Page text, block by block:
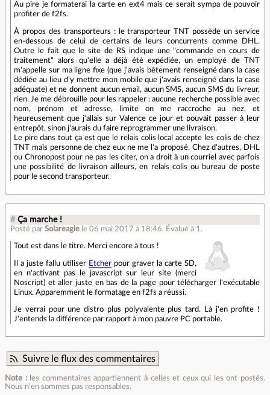
Au pire je formaterai la carte en ext4 mais ce serait sympa de pouvoir
profiter de f2fs.
À propos des transporteurs : le transporteur TNT possède un service
en-dessous de celui de certains de leurs concurrents comme DHL.
Outre le fait que le site de RS indique une "commande en cours de
traitement" alors qu'elle a déjà été expédiée, un employé de TNT
m'appelle sur ma ligne fixe (que j'avais bêtement renseigné dans la case
dédiée au lieu d'y mettre mon mobile que j'avais renseigné dans la case
adéquate) et ne donnent aucun email, aucun SMS, aucun SMS du livreur,
rien. Je me débrouille pour les rappeler : aucune recherche possible avec
nom, prénom et adresse, limite on me raccroche au nez, et
heureusement que j'allais sur Valence ce jour et pouvait passer à leur
entrepôt, sinon j'aurais du faire reprogrammer une livraison.
Le pire dans tout ça est que le relais colis local accepte les colis de chez
TNT mais personne de chez eux ne me l'a proposé. Chez d'autres, DHL
ou Chronopost pour ne pas les citer, on a droit à un courriel avec parfois
une possibilité de livraison ailleurs, en relais colis ou bureau de poste
pour le second transporteur.
# Ça marche !
Posté par Solareagle le 06 mai 2017 à 18:46. Évalué à 1 .
Tout est dans le titre. Merci encore à tous !
Il a juste fallu utiliser Etcher pour graver la carte SD,
en n'activant pas le javascript sur leur site (merci
Noscript) et aller juste en bas de la page pour télécharger l'exécutable
Linux. Apparemment le formatage en f2fs a réussi.
Je verrai pour une distro plus polyvalente plus tard. Là j'en profite !
J'entends la différence par rapport à mon pauvre PC portable.
Suivre le flux des commentaires
Note :les commentaires appartiennent à celles et ceux qui les ont postés.
Nous n’en sommes pas responsables.